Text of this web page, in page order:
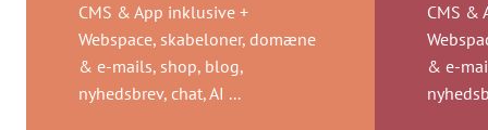
CMS & App inklusive +
Webspace, skabeloner, domæne
& e-mails, shop, blog,
nyhedsbrev, chat, AI ...
CMS &
& e-